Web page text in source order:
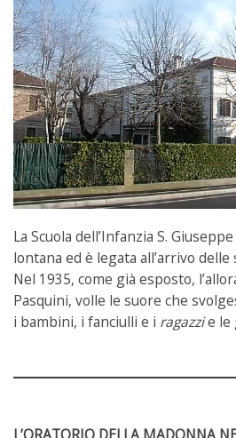
La Scuola dell’Infanzia S.
lontana ed è legata all’arrivo
Nel 1935, come già esposto,
Pasquini, volle le suore che
i bambini, i fanciulli e i ragazzie le